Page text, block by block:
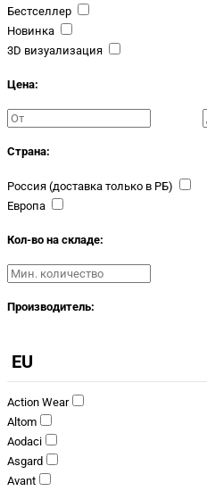
Бестселлер
Новинка
3D визуализация
Цена:
Страна:
Россия (доставка только в РБ)
Европа
Кол-во на складе:
Производитель:
EU
Action Wear
Altom
Aodaci
Asgard
Avant